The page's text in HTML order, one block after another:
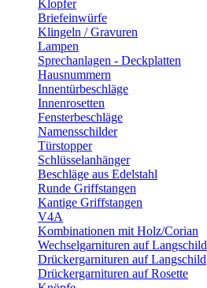
Klopfer
Briefeinwürfe
Klingeln / Gravuren
Lampen
Sprechanlagen - Deckplatten
Hausnummern
Innentürbeschläge
Innenrosetten
Fensterbeschläge
Namensschilder
Türstopper
Schlüsselanhänger
Beschläge aus Edelstahl
Runde Griffstangen
Kantige Griffstangen
V4A
Kombinationen mit Holz/Corian
Wechselgarnituren auf Langschild
Drückergarnituren auf Langschild
Drückergarnituren auf Rosette